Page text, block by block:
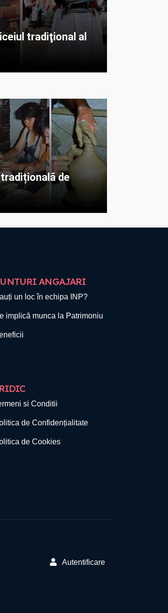
tradiţional al
de
ANGAJARI
un loc în echipa INP?
implică munca la Patrimoniu
si Conditii
de Confidențialitate
de Cookies
Autentificare